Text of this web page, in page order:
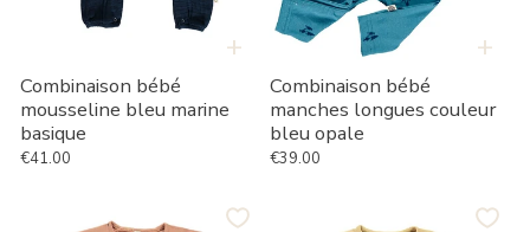
+
Combinaison bébé
mousseline bleu marine
basique
Prix habituel
€41.00
+
Combinaison bébé
manches longues couleur
bleu opale
Prix habituel
€39.00